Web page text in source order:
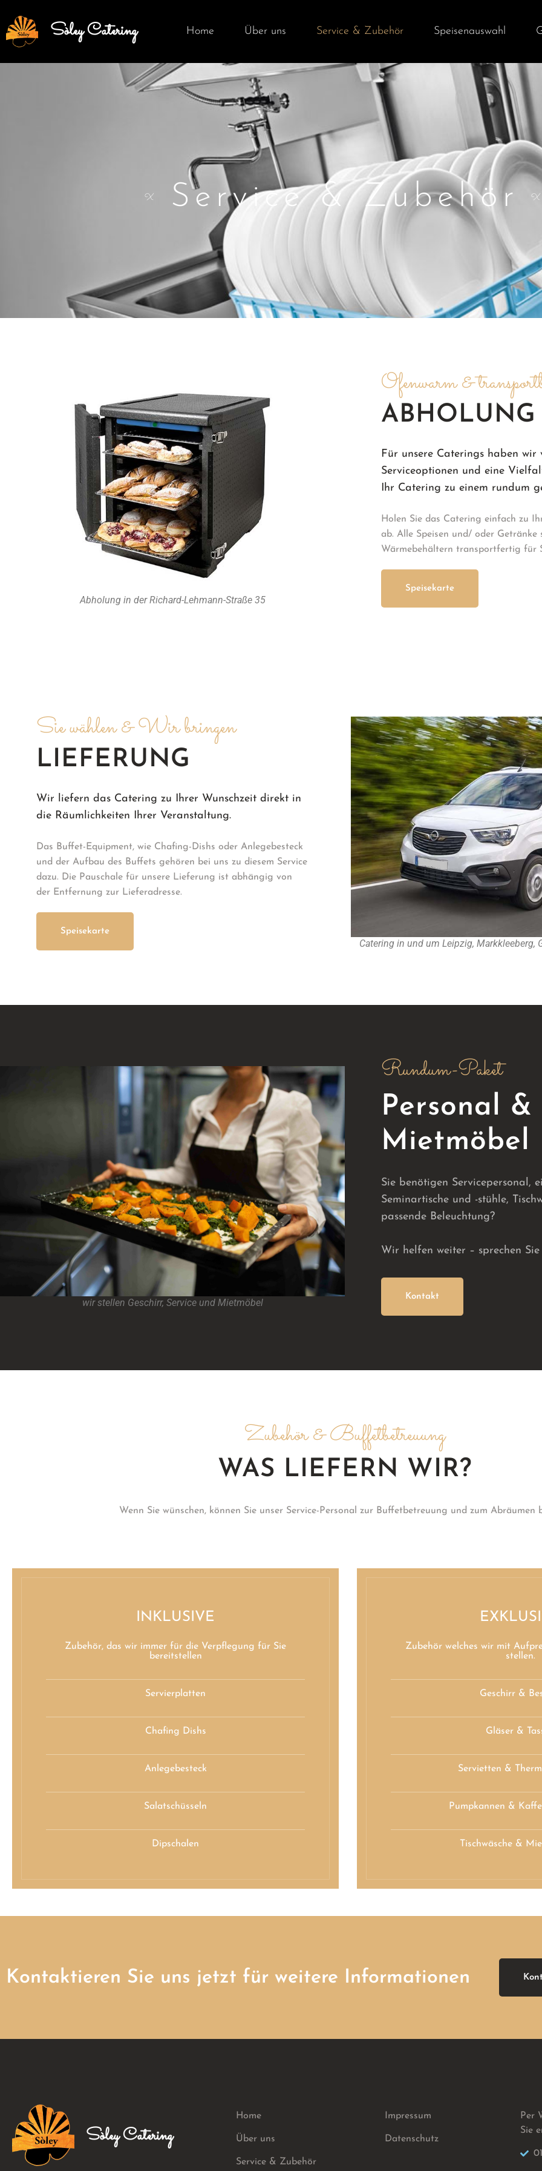
Sòley Catering Home Über uns Service & Zubehör Speisenauswahl
X Service & Zubehör X
Abholung in der Richard-Lehmann-Straße 35
Ofenwarm &
ABHOLUNG
Für unsere Caterings haben wir
Serviceoptionen und eine
Ihr Catering zu einem rundum
Holen Sie das Catering einfach zu
ab. Alle Speisen und/ oder Getränke
Wärmebehältern transportfertig für
Speisekarte
Sie wählen & Wir bringen
LIEFERUNG
Wir liefern das Catering zu Ihrer Wunschzeit direkt in
die Räumlichkeiten Ihrer Veranstaltung.
Das Buffet-Equipment, wie Chafing-Dishs oder Anlegebesteck
und der Aufbau des Buffets gehören bei uns zu diesem Service
dazu. Die Pauschale für unsere Lieferung ist abhängig von
der Entfernung zur Lieferadresse.
Speisekarte
Catering in und um Leipzig, Markkleeberg,
wir stellen Geschirr, Service und Mietmöbel
Rundum-Paket
Personal &
Mietmöbel
Sie benötigen Servicepersonal,
Seminartische und -stühle,
passende Beleuchtung?
Wir helfen weiter – sprechen Sie
Kontakt
Zubehör & Buffetbetreuung
WAS LIEFERN WIR?
Wenn Sie wünschen, können Sie unser Service-Personal zur Buffetbetreuung und zum Abräumen
INKLUSIVE
Zubehör, das wir immer für die Verpflegung für Sie
bereitstellen
Servierplatten
Chafing Dishs
Anlegebesteck
Salatschüsseln
Dipschalen
Zubehör welches wir mit
stellen.
Geschirr &
Gläser &
Servietten &
Pumpkannen &
Tischwäsche &
Kontaktieren Sie uns jetzt für weitere Informationen
Sòley Catering
Home
Über uns
Service & Zubehör
Impressum
Datenschutz
Per
Sie